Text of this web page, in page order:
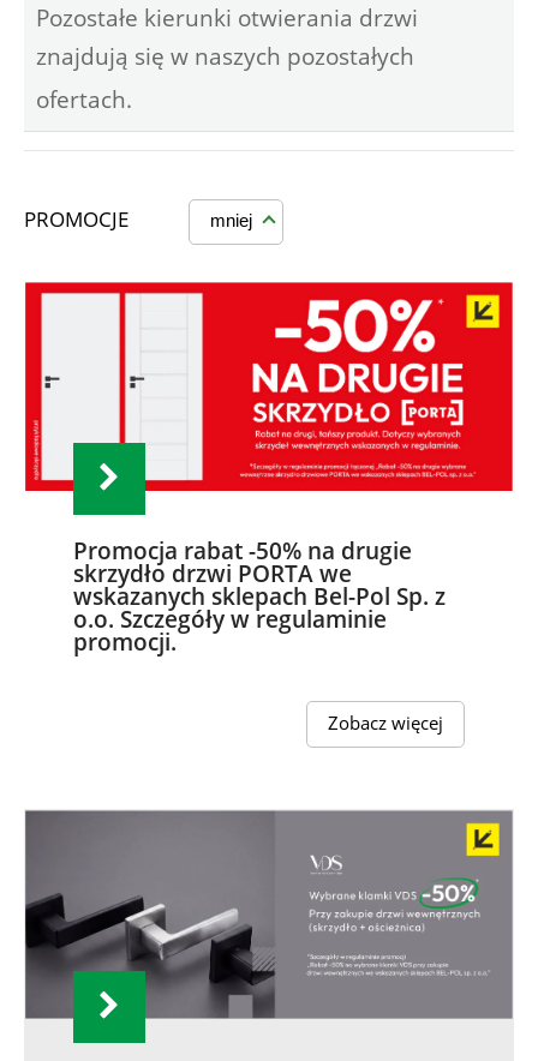
Pozostałe kierunki otwierania drzwi
znajdują się w naszych pozostałych
ofertach.
PROMOCJE mniej
Promocja rabat -50% na drugie
skrzydło drzwi PORTA we
wskazanych sklepach Bel-Pol Sp. z
o.o. Szczegóły w regulaminie
promocji.
Zobacz więcej